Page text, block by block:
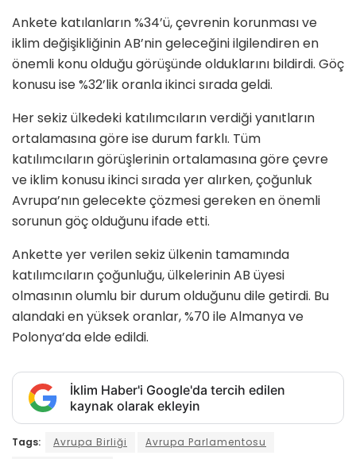
Ankete katılanların %34’ü, çevrenin korunması ve
iklim değişikliğinin AB’nin geleceğini ilgilendiren en
önemli konu olduğu görüşünde olduklarını bildirdi. Göç
konusu ise %32’lik oranla ikinci sırada geldi.
Her sekiz ülkedeki katılımcıların verdiği yanıtların
ortalamasına göre ise durum farklı. Tüm
katılımcıların görüşlerinin ortalamasına göre çevre
ve iklim konusu ikinci sırada yer alırken, çoğunluk
Avrupa’nın gelecekte çözmesi gereken en önemli
sorunun göç olduğunu ifade etti.
Ankette yer verilen sekiz ülkenin tamamında
katılımcıların çoğunluğu, ülkelerinin AB üyesi
olmasının olumlu bir durum olduğunu dile getirdi. Bu
alandaki en yüksek oranlar, %70 ile Almanya ve
Polonya’da elde edildi.
İklim Haber'i Google'da tercih edilen
kaynak olarak ekleyin
Tags: Avrupa Birliği
Avrupa Parlamentosu